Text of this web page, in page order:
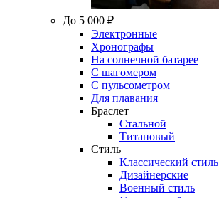
До 5 000 ₽
Электронные
Хронографы
На солнечной батарее
С шагомером
С пульсометром
Для плавания
Браслет
Стальной
Титановый
Стиль
Классический стиль
Дизайнерские
Военный стиль